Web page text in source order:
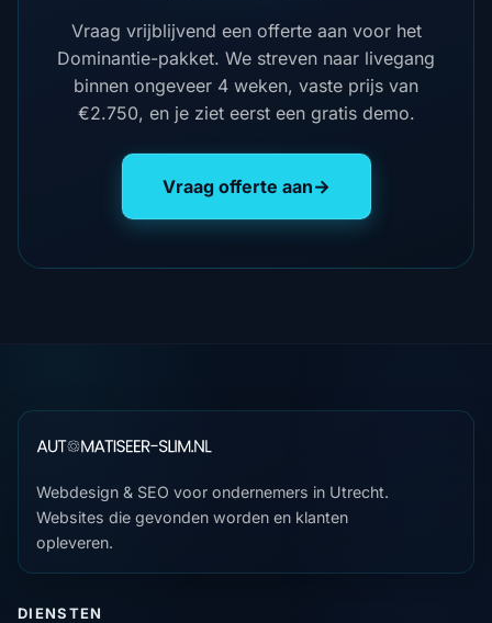
Vraag vrijblijvend een offerte aan voor het
Dominantie-pakket. We streven naar livegang
binnen ongeveer 4 weken, vaste prijs van
€2.750, en je ziet eerst een gratis demo.
Vraag offerte aan→
Webdesign & SEO voor ondernemers in Utrecht.
Websites die gevonden worden en klanten
opleveren.
DIENSTEN